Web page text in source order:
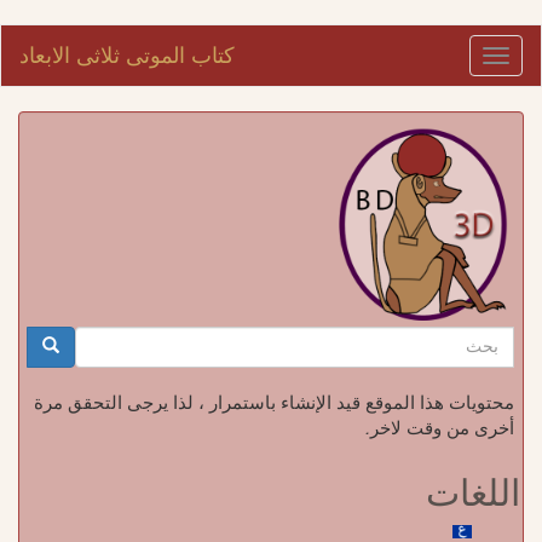
تجاوز
إلى
المحتوى
الرئيسي
كتاب الموتى ثلاثى الابعاد
Toggle
استمارة
البحث
محتويات هذا الموقع قيد الإنشاء باستمرار ، لذا يرجى التحقق مرة
أخرى من وقت لاخر.
اللغات